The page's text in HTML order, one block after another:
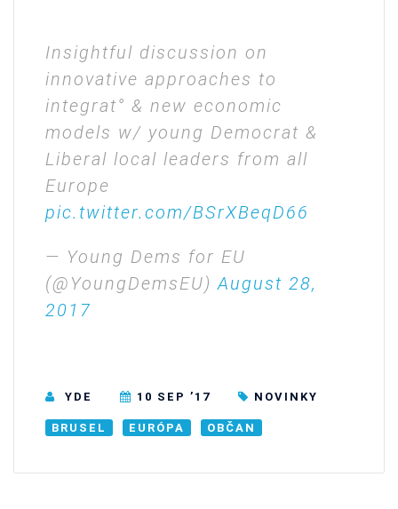
Insightful discussion on
innovative approaches to
integrat° & new economic
models w/ young Democrat &
Liberal local leaders from all
Europe
pic.twitter.com/BSrXBeqD66
— Young Dems for EU
(@YoungDemsEU)August 28,
2017
YDE 10 SEP ’17 NOVINKY
BRUSEL EURÓPA OBČAN